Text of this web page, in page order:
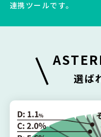
連携ツールです。
選ば